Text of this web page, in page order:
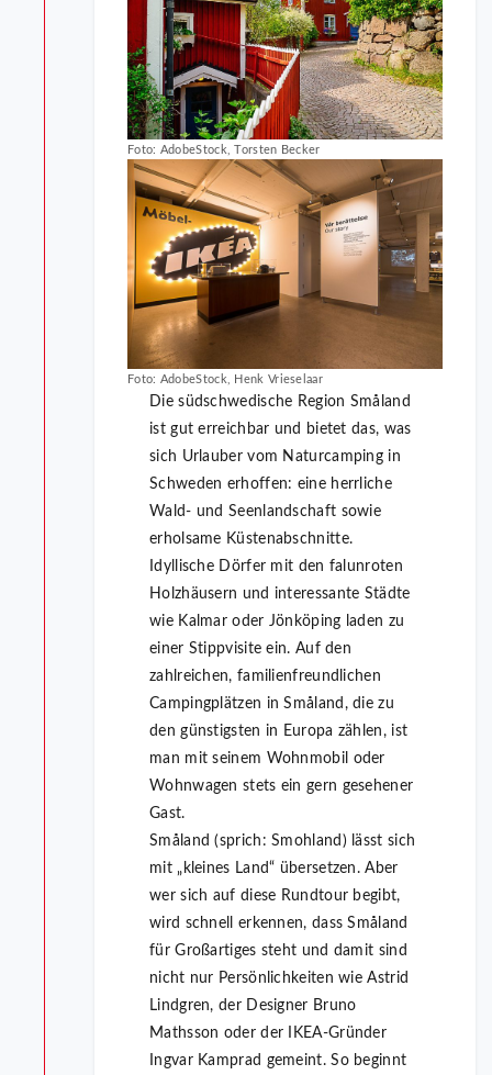
Foto: AdobeStock, Torsten Becker
Foto: AdobeStock, Henk Vrieselaar
Die südschwedische Region Småland
ist gut erreichbar und bietet das, was
sich Urlauber vom Naturcamping in
Schweden erhoffen: eine herrliche
Wald- und Seenlandschaft sowie
erholsame Küstenabschnitte.
Idyllische Dörfer mit den falunroten
Holzhäusern und interessante Städte
wie Kalmar oder Jönköping laden zu
einer Stippvisite ein. Auf den
zahlreichen, familienfreundlichen
Campingplätzen in Småland, die zu
den günstigsten in Europa zählen, ist
man mit seinem Wohnmobil oder
Wohnwagen stets ein gern gesehener
Gast.
Småland (sprich: Smohland) lässt sich
mit „kleines Land“ übersetzen. Aber
wer sich auf diese Rundtour begibt,
wird schnell erkennen, dass Småland
für Großartiges steht und damit sind
nicht nur Persönlichkeiten wie Astrid
Lindgren, der Designer Bruno
Mathsson oder der IKEA-Gründer
Ingvar Kamprad gemeint. So beginnt